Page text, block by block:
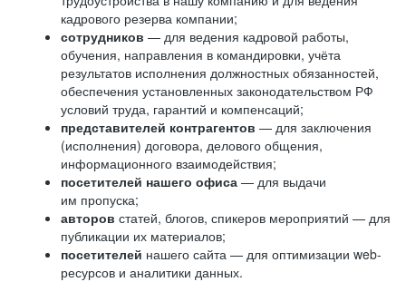
кадрового резерва компании;
сотрудников — для ведения кадровой работы,
обучения, направления в командировки, учёта
результатов исполнения должностных обязанностей,
обеспечения установленных законодательством РФ
условий труда, гарантий и компенсаций;
представителей контрагентов — для заключения
(исполнения) договора, делового общения,
информационного взаимодействия;
посетителей нашего офиса — для выдачи
им пропуска;
авторов статей, блогов, спикеров мероприятий — для
публикации их материалов;
посетителей нашего сайта — для оптимизации web-
ресурсов и аналитики данных.